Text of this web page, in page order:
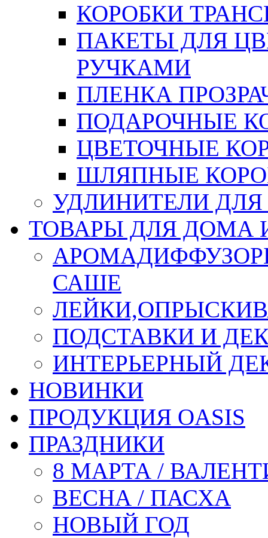
КОРОБКИ
ПАКЕТЫ ДЛЯ
РУЧКАМИ
ПЛЕНКА
ПОДАРОЧНЫЕ
ЦВЕТОЧНЫЕ
ШЛЯПНЫЕ
УДЛИНИТЕЛИ
ТОВАРЫ ДЛЯ ДОМА
САШЕ
ПОДСТАВКИ И
ИНТЕРЬЕРНЫЙ
НОВИНКИ
ПРОДУКЦИЯ OASIS
ПРАЗДНИКИ
8 МАРТА /
ВЕСНА / ПАСХА
НОВЫЙ ГОД